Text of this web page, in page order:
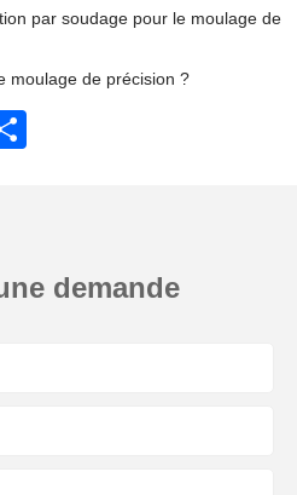
par soudage pour le moulage de
moulage de précision ?
demande